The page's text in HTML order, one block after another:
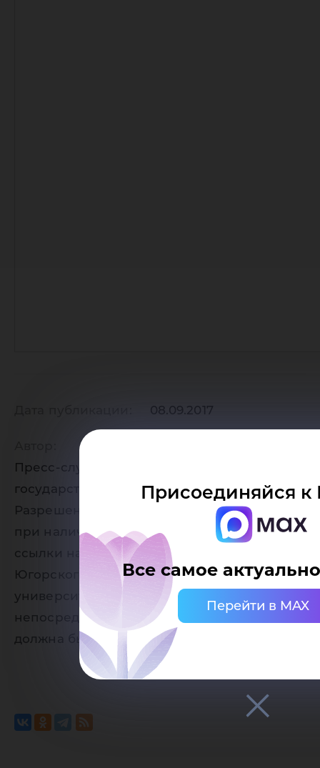
Присоединяйся
Все самое
Перейти в MAX
08.09.2017
Пресс-служба Югорского
государственного университета
Разрешено копирование статей, только
при наличии активной (кликабельной)
ссылки на страницу-источник сайта
Югорского государственного
университета. Ссылка должна находиться
непосредственно рядом с материалом,
должна быть видимой и прямой.